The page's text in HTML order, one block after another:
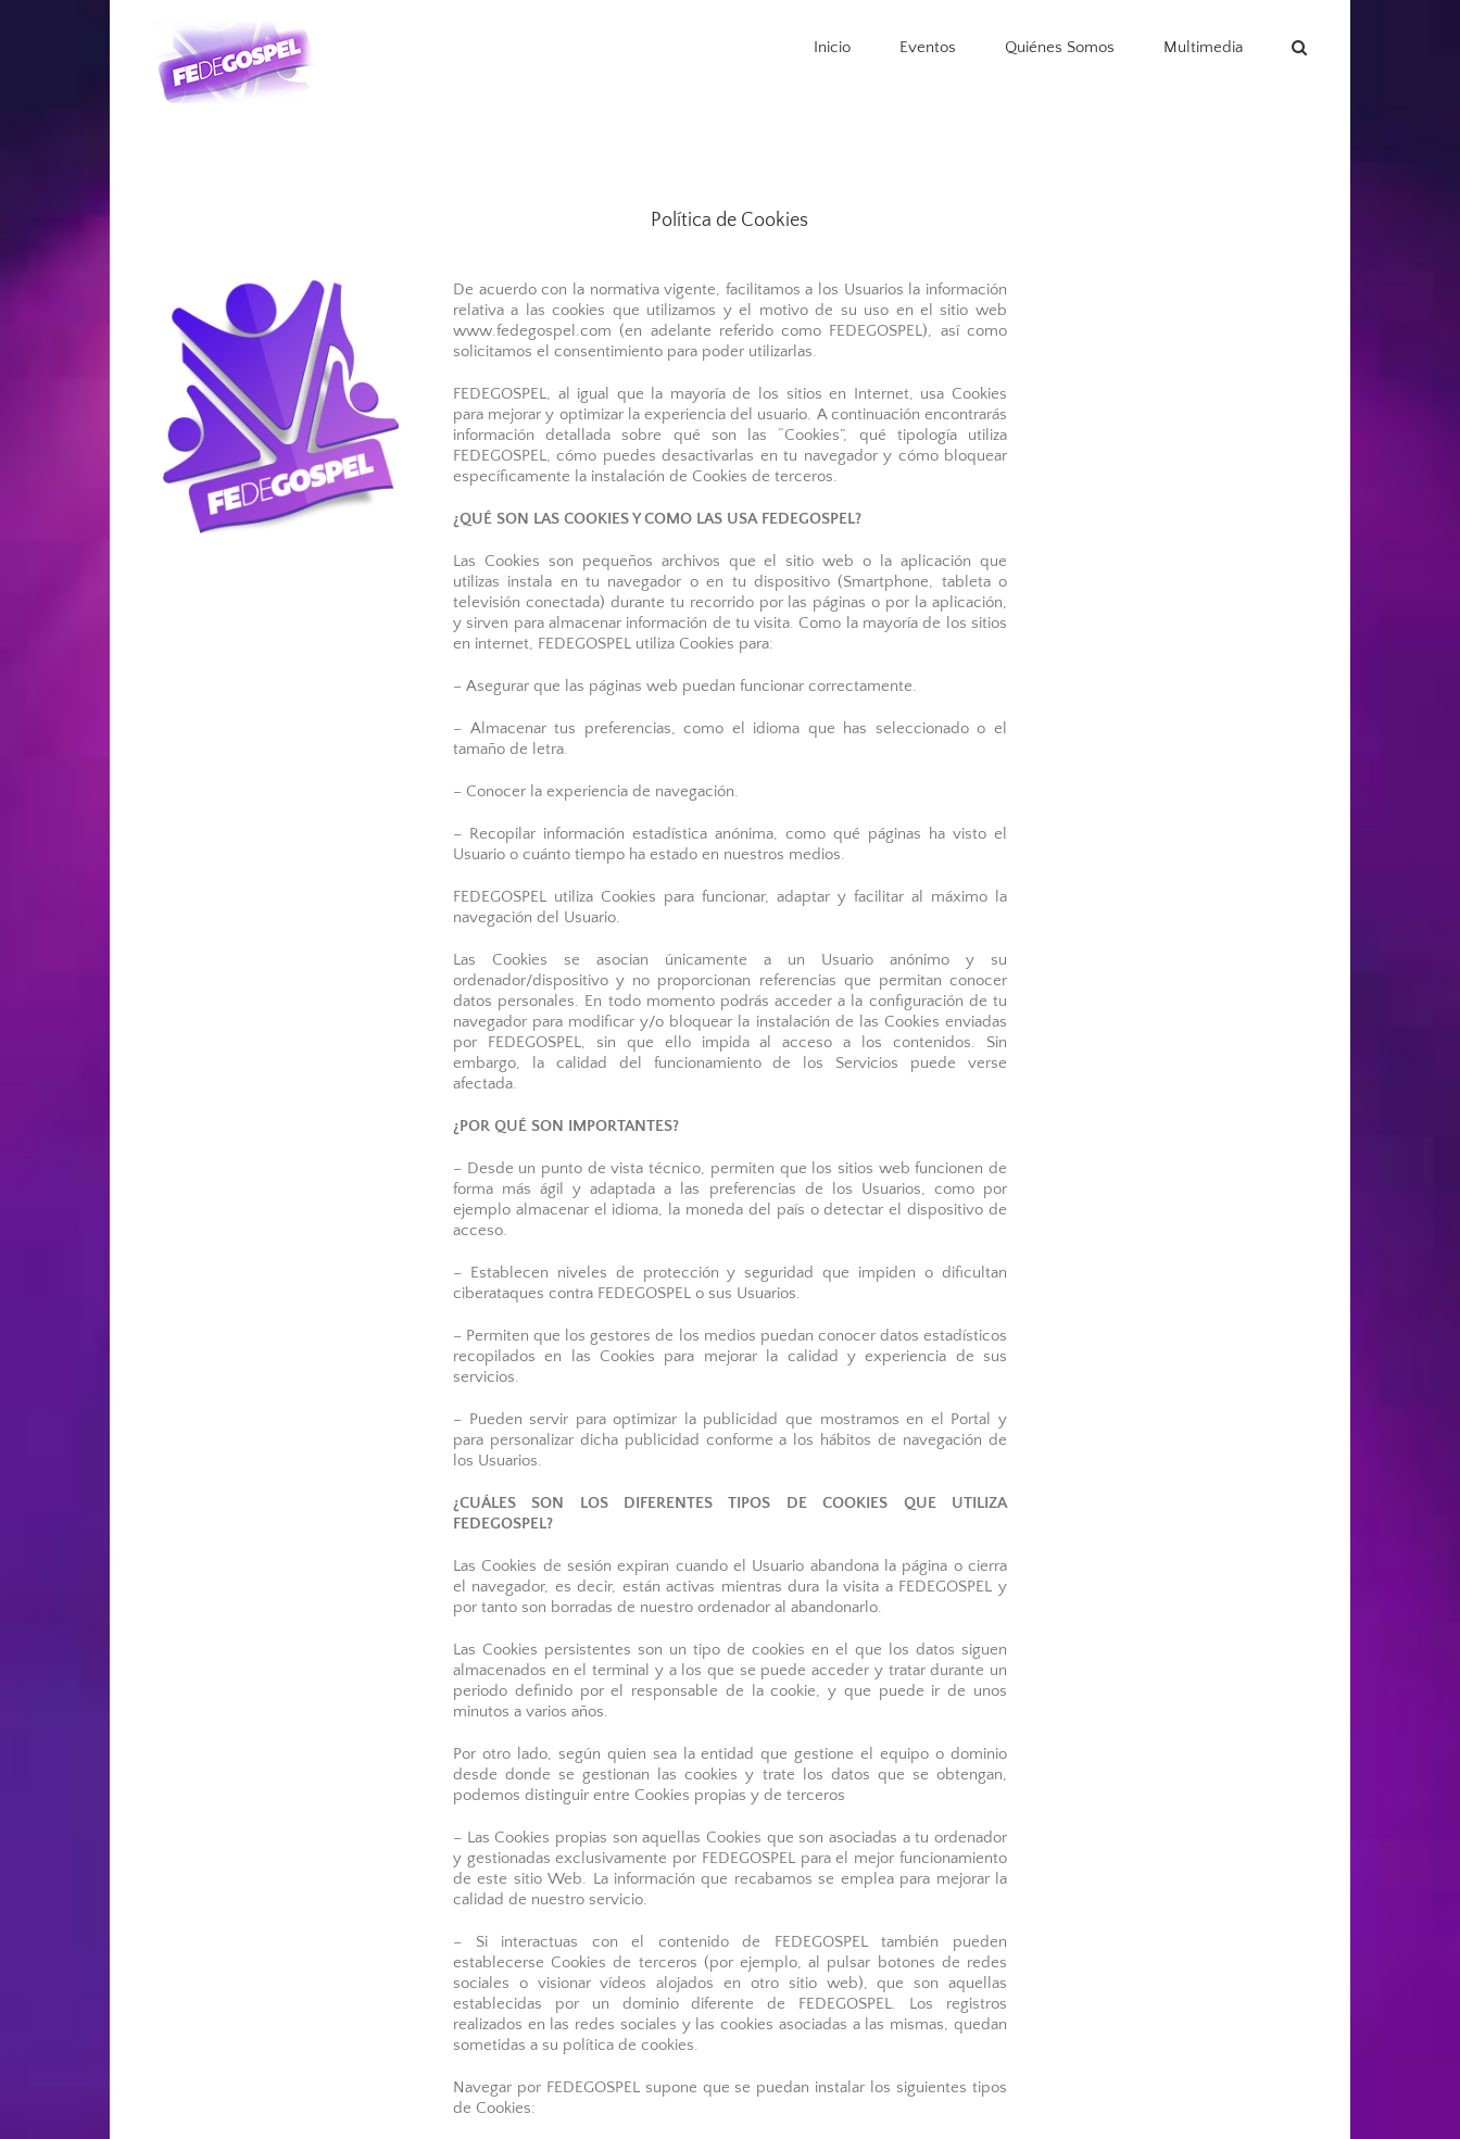
Inicio Eventos Quiénes Somos Multimedia
Política de Cookies
De acuerdo con la normativa vigente, facilitamos a los Usuarios la información
relativa a las cookies que utilizamos y el motivo de su uso en el sitio web
www.fedegospel.com (en adelante referido como FEDEGOSPEL), así como
solicitamos el consentimiento para poder utilizarlas.
FEDEGOSPEL, al igual que la mayoría de los sitios en Internet, usa Cookies
para mejorar y optimizar la experiencia del usuario. A continuación encontrarás
información detallada sobre qué son las “Cookies”, qué tipología utiliza
FEDEGOSPEL, cómo puedes desactivarlas en tu navegador y cómo bloquear
específicamente la instalación de Cookies de terceros.
¿QUÉ SON LAS COOKIES Y COMO LAS USA FEDEGOSPEL?
Las Cookies son pequeños archivos que el sitio web o la aplicación que
utilizas instala en tu navegador o en tu dispositivo (Smartphone, tableta o
televisión conectada) durante tu recorrido por las páginas o por la aplicación,
y sirven para almacenar información de tu visita. Como la mayoría de los sitios
en internet, FEDEGOSPEL utiliza Cookies para:
– Asegurar que las páginas web puedan funcionar correctamente.
– Almacenar tus preferencias, como el idioma que has seleccionado o el
tamaño de letra.
– Conocer la experiencia de navegación.
– Recopilar información estadística anónima, como qué páginas ha visto el
Usuario o cuánto tiempo ha estado en nuestros medios.
FEDEGOSPEL utiliza Cookies para funcionar, adaptar y facilitar al máximo la
navegación del Usuario.
Las Cookies se asocian únicamente a un Usuario anónimo y su
ordenador/dispositivo y no proporcionan referencias que permitan conocer
datos personales. En todo momento podrás acceder a la configuración de tu
navegador para modificar y/o bloquear la instalación de las Cookies enviadas
por FEDEGOSPEL, sin que ello impida al acceso a los contenidos. Sin
embargo, la calidad del funcionamiento de los Servicios puede verse
afectada.
¿POR QUÉ SON IMPORTANTES?
– Desde un punto de vista técnico, permiten que los sitios web funcionen de
forma más ágil y adaptada a las preferencias de los Usuarios, como por
ejemplo almacenar el idioma, la moneda del país o detectar el dispositivo de
acceso.
– Establecen niveles de protección y seguridad que impiden o dificultan
ciberataques contra FEDEGOSPEL o sus Usuarios.
– Permiten que los gestores de los medios puedan conocer datos estadísticos
recopilados en las Cookies para mejorar la calidad y experiencia de sus
servicios.
– Pueden servir para optimizar la publicidad que mostramos en el Portal y
para personalizar dicha publicidad conforme a los hábitos de navegación de
los Usuarios.
¿CUÁLES SON LOS DIFERENTES TIPOS DE COOKIES QUE UTILIZA
FEDEGOSPEL?
Las Cookies de sesión expiran cuando el Usuario abandona la página o cierra
el navegador, es decir, están activas mientras dura la visita a FEDEGOSPEL y
por tanto son borradas de nuestro ordenador al abandonarlo.
Las Cookies persistentes son un tipo de cookies en el que los datos siguen
almacenados en el terminal y a los que se puede acceder y tratar durante un
periodo definido por el responsable de la cookie, y que puede ir de unos
minutos a varios años.
Por otro lado, según quien sea la entidad que gestione el equipo o dominio
desde donde se gestionan las cookies y trate los datos que se obtengan,
podemos distinguir entre Cookies propias y de terceros
– Las Cookies propias son aquellas Cookies que son asociadas a tu ordenador
y gestionadas exclusivamente por FEDEGOSPEL para el mejor funcionamiento
de este sitio Web. La información que recabamos se emplea para mejorar la
calidad de nuestro servicio.
– Si interactuas con el contenido de FEDEGOSPEL también pueden
establecerse Cookies de terceros (por ejemplo, al pulsar botones de redes
sociales o visionar vídeos alojados en otro sitio web), que son aquellas
establecidas por un dominio diferente de FEDEGOSPEL. Los registros
realizados en las redes sociales y las cookies asociadas a las mismas, quedan
sometidas a su política de cookies.
Navegar por FEDEGOSPEL supone que se puedan instalar los siguientes tipos
de Cookies: